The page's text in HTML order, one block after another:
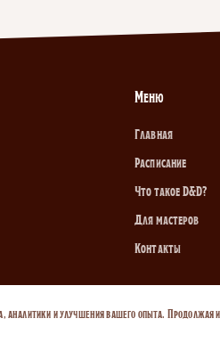
Меню
Главная
Расписание
Что такое D&D?
Для мастеров
Контакты
и улучшения вашего опыта. Продолжая